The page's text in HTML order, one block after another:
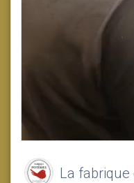
La fabrique